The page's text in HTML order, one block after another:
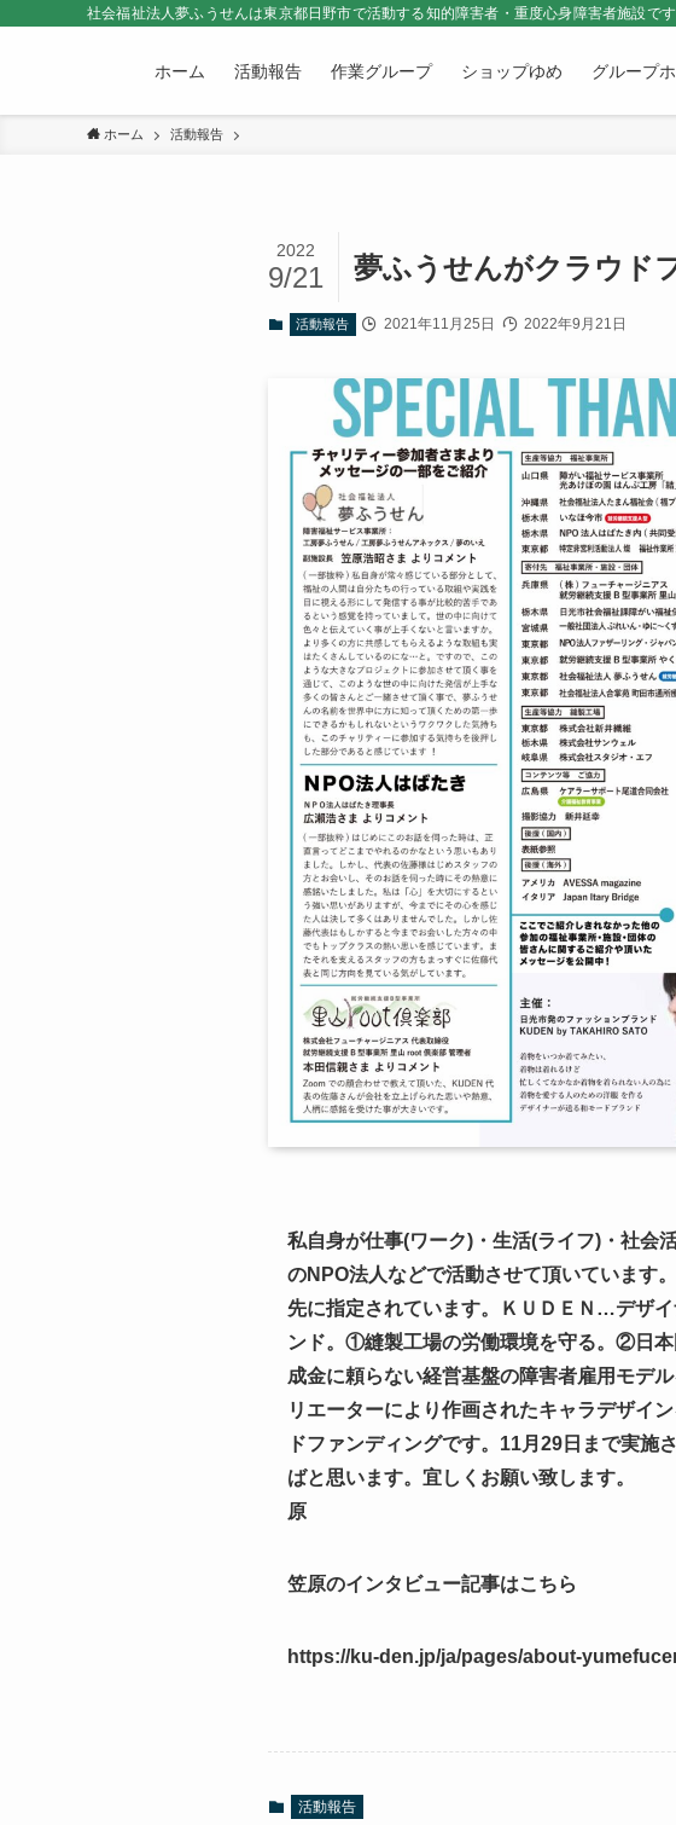
社会福祉法人夢ふうせんは東京都日野市で活動する知的障害者・重度心身障害者施設で
ホーム 活動報告 作業グループ ショップゆめ グループ
ホーム 活動報告
夢ふうせんがクラウド
2022
9/21
活動報告 2021年11月25日 2022年9月21日
私自身が仕事(ワーク) ・生活(ライフ) ・社会
のNPO法人などで活動させて頂いています
先に指定されています。 ＫＵＤＥＮ …デザ
ンド。①縫製工場の労働環境を守る。②日
成金に頼らない経営基盤の障害者雇用モデ
リエーターにより作画されたキャラデザイ
ドファンディングです。 11月 29 日まで実施
ばと思います。宜
原
笠原のインタビュー記事はこちら
https://ku-den.jp/ja/pages/about-
活動報告